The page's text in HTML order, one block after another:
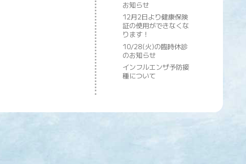
お知らせ
12月2日より健康保険
証の使用ができなくな
ります！
10/28(火)の臨時休診
のお知らせ
インフルエンザ予防接
種について